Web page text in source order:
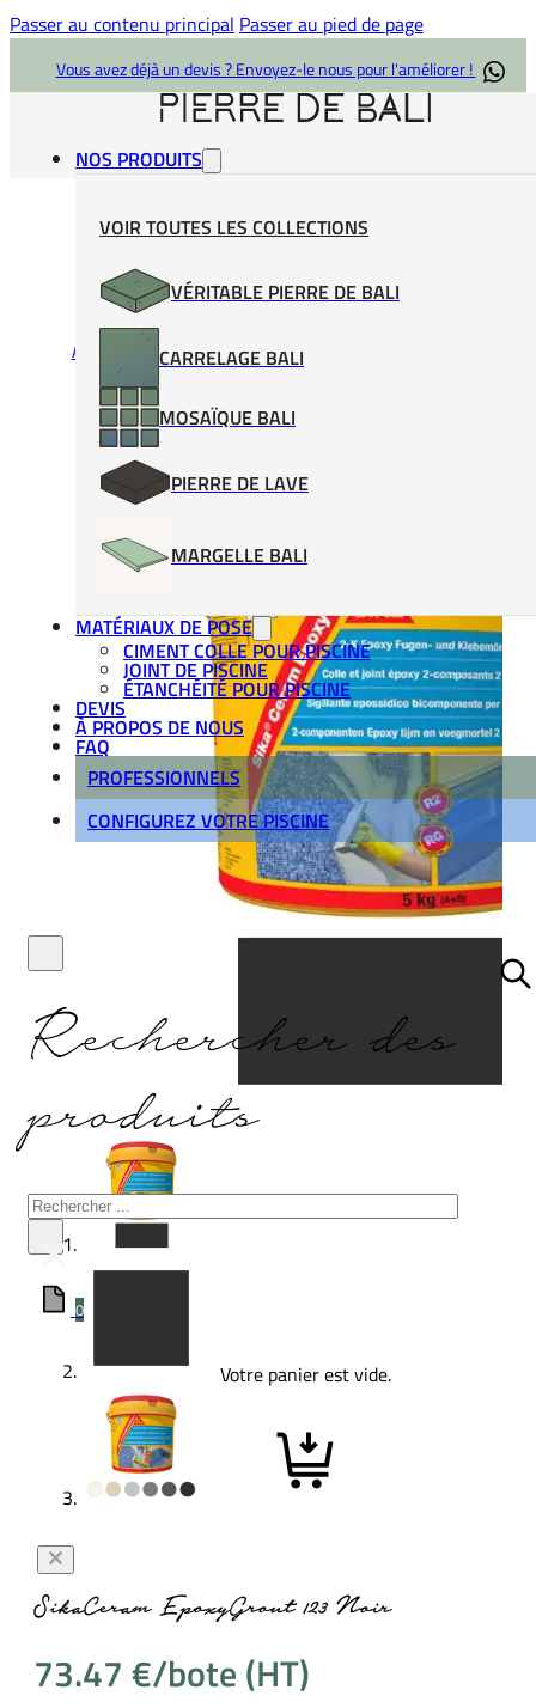
Passer au contenu principal Passer au pied de page
Vous avez déjà un devis ? Envoyez-le nous pour l'améliorer !
NOS PRODUITS
VOIR TOUTES LES COLLECTIONS
VÉRITABLE PIERRE DE BALI
CARRELAGE BALI
MOSAÏQUE BALI
PIERRE DE LAVE
MARGELLE BALI
MATÉRIAUX DE POSE
CIMENT COLLE POUR PISCINE
JOINT DE PISCINE
ÉTANCHÉITÉ POUR PISCINE
DEVIS
À PROPOS DE NOUS
FAQ
PROFESSIONNELS
CONFIGUREZ VOTRE PISCINE
Rechercher des
produits
Rechercher
×
0
Votre panier est vide.
Accueil Joint de piscine / SikaCeram EpoxyGrout 123 Noir
SikaCeram EpoxyGrout 123 Noir
73.47€